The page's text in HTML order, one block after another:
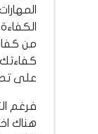
من
على
فرغم
هناك